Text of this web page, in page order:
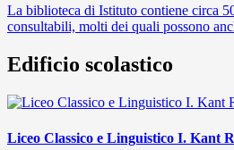
La biblioteca di Istituto contiene circa
consultabili, molti dei quali possono
Edificio scolastico
Liceo Classico e Linguistico I. Kant